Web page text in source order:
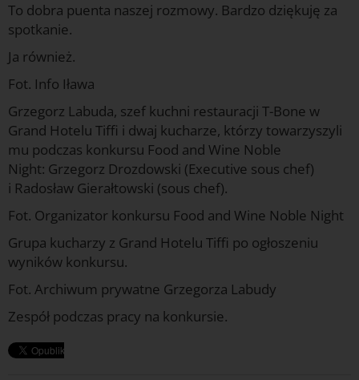
To dobra puenta naszej rozmowy. Bardzo dziękuję za
spotkanie.
Ja również.
Fot. Info Iława
Grzegorz Labuda, szef kuchni restauracji T-Bone w
Grand Hotelu Tiffi i dwaj kucharze, którzy towarzyszyli
mu podczas konkursu Food and Wine Noble
Night: Grzegorz Drozdowski (Executive sous chef)
i Radosław Gierałtowski (sous chef).
Fot. Organizator konkursu Food and Wine Noble Night
Grupa kucharzy z Grand Hotelu Tiffi po ogłoszeniu
wyników konkursu.
Fot. Archiwum prywatne Grzegorza Labudy
Zespół podczas pracy na konkursie.